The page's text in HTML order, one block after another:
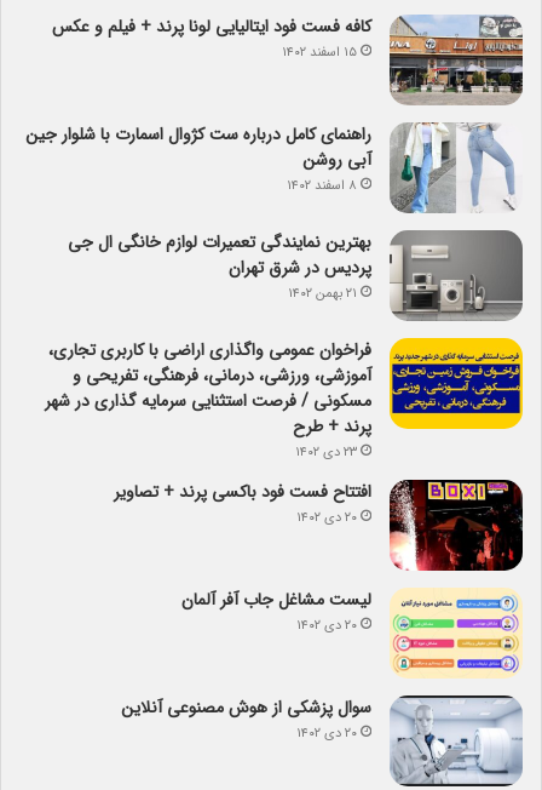
کافه فست فود ایتالیایی لونا پرند + فیلم و عکس
۱۵ اسفند ۱۴۰۲
راهنمای کامل درباره ست کژوال اسمارت با شلوار جین
آبی روشن
۸ اسفند ۱۴۰۲
بهترین نمایندگی تعمیرات لوازم خانگی ال جی
پردیس در شرق تهران
۲۱ بهمن ۱۴۰۲
فراخوان عمومی واگذاری اراضی با کاربری تجاری،
آموزشی، ورزشی، درمانی، فرهنگی، تفریحی و
مسکونی / فرصت استثنایی سرمایه گذاری در شهر
پرند + طرح
۲۳ دی ۱۴۰۲
افتتاح فست فود باکسی پرند + تصاویر
۲۰ دی ۱۴۰۲
لیست مشاغل جاب آفر آلمان
۲۰ دی ۱۴۰۲
سوال پزشکی از هوش مصنوعی آنلاین
۲۰ دی ۱۴۰۲